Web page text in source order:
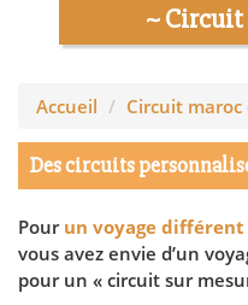
~ Circuit
Accueil Circuit maroc
Des circuits
Pour un voyage
vous avez envie d’un
pour un « circuit sur